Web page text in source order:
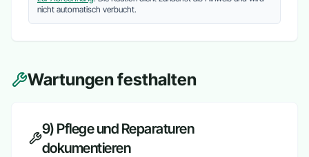
nicht automatisch verbucht.
Wartungen festhalten
9) Pflege und Reparaturen
dokumentieren